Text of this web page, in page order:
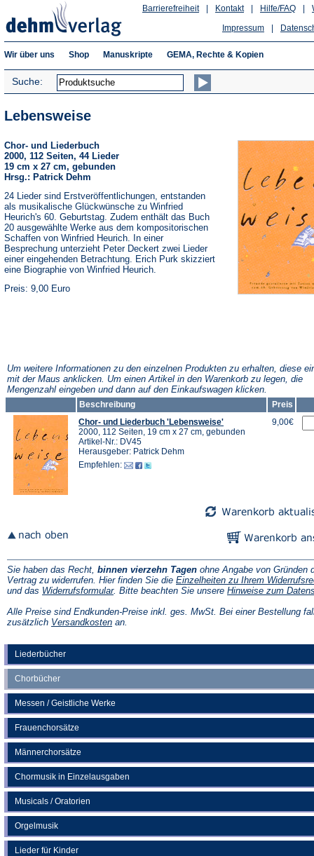
Hilfe/FAQ
Kontakt
Barrierefreiheit
Impressum
Wir über uns Shop Manuskripte GEMA, Rechte & Kopien
Suche:
Liederbücher
Chorbücher
Messen / Geistliche Werke
Frauenchorsätze
Männerchorsätze
Chormusik in Einzelausgaben
Musicals / Oratorien
Orgelmusik
Lieder für Kinder
Lebensweise
Chor- und Liederbuch
2000, 112 Seiten, 44 Lieder
19 cm x 27 cm, gebunden
Hrsg.: Patrick Dehm
24 Lieder sind Erstveröffentlichungen, entstanden
als musikalische Glückwünsche zu Winfried
Heurich's 60. Geburtstag. Zudem enthält das Buch
20 ausgewählte Werke aus dem kompositorischen
Schaffen von Winfried Heurich. In einer
Besprechung unterzieht Peter Deckert zwei Lieder
einer eingehenden Betrachtung. Erich Purk skizziert
eine Biographie von Winfried Heurich.
Preis: 9,00 Euro
Um weitere Informationen zu den einzelnen Produkten zu erhalten, diese
mit der Maus anklicken. Um einen Artikel in den Warenkorb zu legen, die
Mengenzahl eingeben und dann auf den Einkaufswagen klicken.
Beschreibung
Preis
Chor- und Liederbuch 'Lebensweise'
2000, 112 Seiten, 19 cm x 27 cm, gebunden
Artikel-Nr.: DV45
Herausgeber: Patrick Dehm
Empfehlen:
9,00€
Sie haben das Recht, binnen vierzehn Tagen ohne Angabe von Gründen
Vertrag zu widerrufen. Hier finden Sie die Einzelheiten zu Ihrem
und das Widerrufsformular(Öffnet
einem
neuen
. Bitte beachten Sie unsere Hinweise zum
Alle Preise sind Endkunden-Preise inkl. ges. MwSt. Bei einer Bestellung
zusätzlich Versandkosten(Öffnet
an.